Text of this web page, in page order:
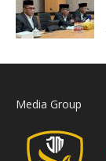
Media Group